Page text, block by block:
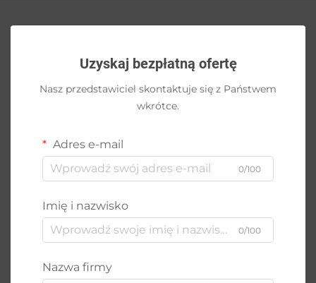
Uzyskaj bezpłatną ofertę
Nasz przedstawiciel skontaktuje się z Państwem
wkrótce.
Adres e-mail
0/100
Imię i nazwisko
0/100
Nazwa firmy